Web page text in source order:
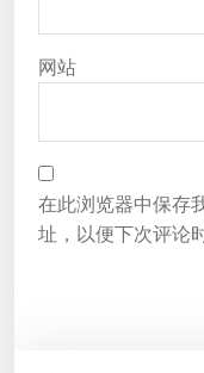
网站
在此浏览器中保存
址，以便下次评论